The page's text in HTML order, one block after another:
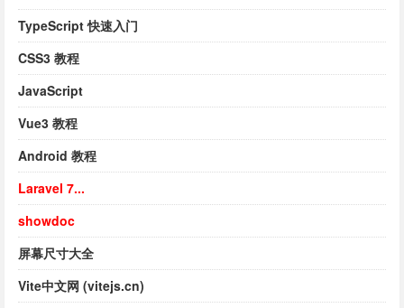
TypeScript 快速入门
CSS3 教程
JavaScript
Vue3 教程
Android 教程
Laravel 7...
showdoc
屏幕尺寸大全
Vite中文网 (vitejs.cn)